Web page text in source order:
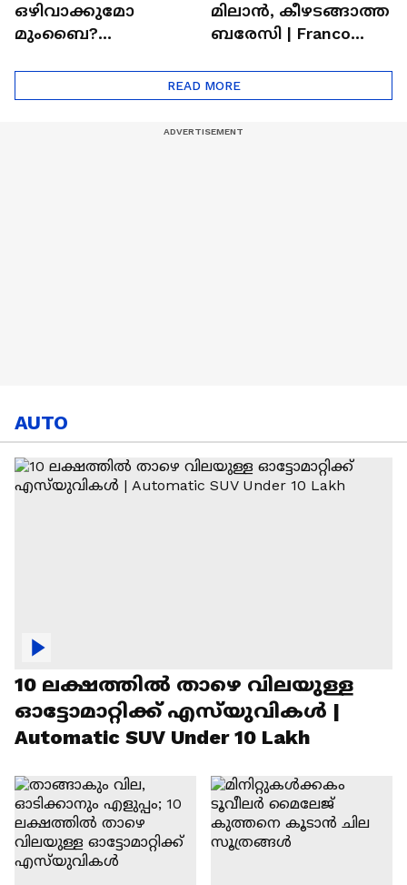
ഒഴിവാക്കുമോ
മുംബൈ?
Hardik Pandya | CSK |
മിലാന്‍, കീഴടങ്ങാത്ത
ബരേസി | Franco
READ MORE
AUTO
10 ലക്ഷത്തിൽ താഴെ വിലയുള്ള
ഓട്ടോമാറ്റിക്ക് എസ്‍യുവികൾ |
Automatic SUV Under 10 Lakh